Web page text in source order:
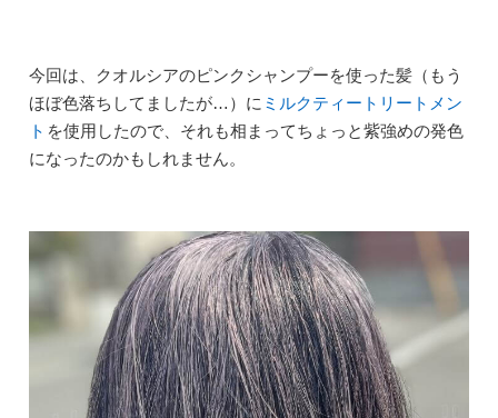
今回は、クオルシアのピンクシャンプーを使った髪（もう
ほぼ色落ちしてましたが…）に ミルクティートリートメン
ト を使用したので、それも相まってちょっと紫強めの発色
になったのかもしれません。